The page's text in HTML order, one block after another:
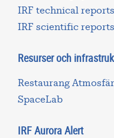
IRF technical reports
IRF scientific reports
Resurser och
Restaurang
SpaceLab
IRF Aurora Alert